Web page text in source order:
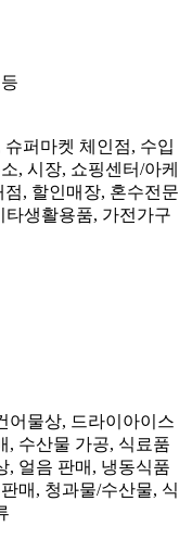
퍼마켓 체인점, 수입
, 시장, 쇼핑센터/아케
, 할인매장, 혼수전문
타생활용품, 가전가구
어물상, 드라이아이스
, 수산물 가공, 식료품
, 얼음 판매, 냉동식품
매, 청과물/수산물, 식